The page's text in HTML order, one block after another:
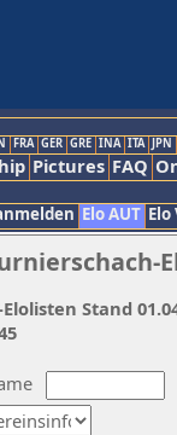
FRA GER GRE INA ITA JPN
Pictures FAQ
Elo AUT
Elolisten Stand